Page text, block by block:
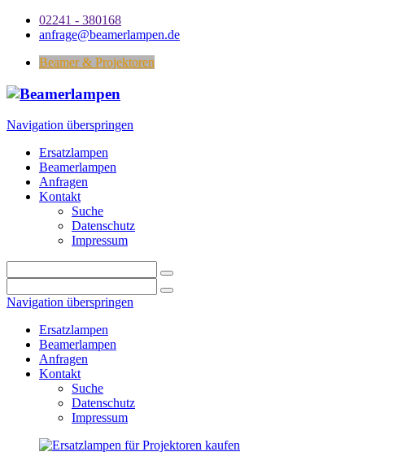
02241 - 380168
anfrage@beamerlampen.de
Beamer & Projektoren
Navigation überspringen
Ersatzlampen
Beamerlampen
Anfragen
Kontakt
Suche
Datenschutz
Impressum
Navigation überspringen
Ersatzlampen
Beamerlampen
Anfragen
Kontakt
Suche
Datenschutz
Impressum